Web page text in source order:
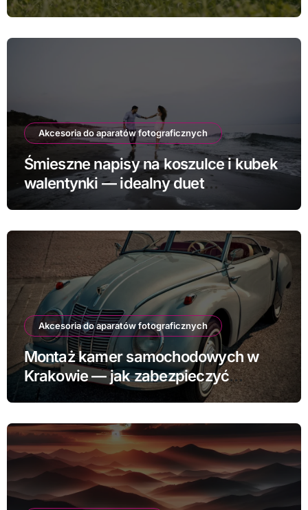
Akcesoria do aparatów fotograficznych
Śmieszne napisy na koszulce i kubek
walentynki — idealny duet
Akcesoria do aparatów fotograficznych
Montaż kamer samochodowych w
Krakowie — jak zabezpieczyć
samochód